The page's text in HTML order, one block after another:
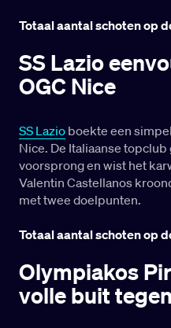
Totaal aantal schoten op
SS Lazio
OGC Nice
SS Lazio boekte een
Nice. De Italiaanse topclub
voorsprong en wist het
Valentin Castellanos
met twee doelpunten.
Totaal aantal schoten op
Olympiakos
volle buit